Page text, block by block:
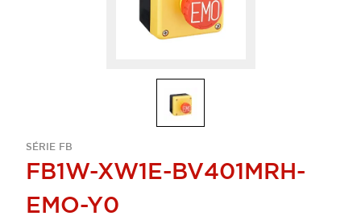
SÉRIE FB
FB1W-XW1E-BV401MRH-
EMO-Y0